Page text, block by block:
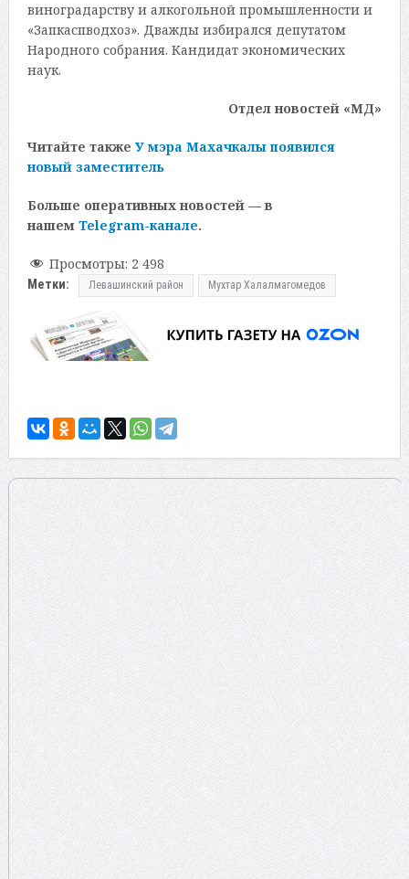
виноградарству и алкогольной промышленности и
«Запкаспводхоз». Дважды избирался депутатом
Народного собрания. Кандидат экономических
наук.
Отдел новостей «МД»
Читайте также У мэра Махачкалы появился
новый заместитель
Больше оперативных новостей — в
нашем Telegram-канале.
Просмотры: 2 498
Метки: Левашинский район Мухтар Халалмагомедов